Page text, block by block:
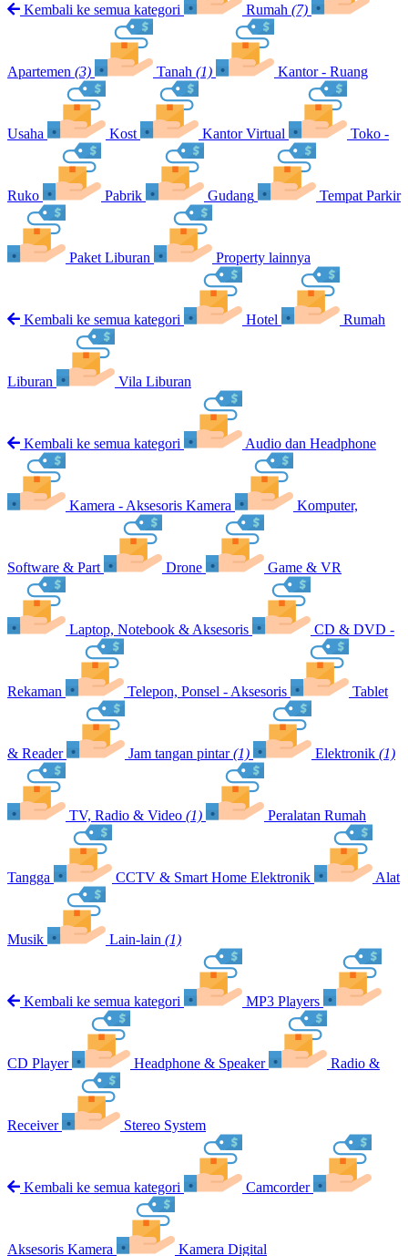
Kembali ke semua kategori Rumah (7)
Apartemen (3) Tanah (1) Kantor - Ruang
Usaha Kost Kantor Virtual Toko -
Ruko Pabrik Gudang Tempat Parkir
Paket Liburan Property lainnya
Kembali ke semua kategori Hotel Rumah
Liburan Vila Liburan
Kembali ke semua kategori Audio dan Headphone
Kamera - Aksesoris Kamera Komputer,
Software & Part Drone Game & VR
Laptop, Notebook & Aksesoris CD & DVD -
Rekaman Telepon, Ponsel - Aksesoris Tablet
& Reader Jam tangan pintar (1) Elektronik (1)
TV, Radio & Video (1) Peralatan Rumah
Tangga CCTV & Smart Home Elektronik Alat
Musik Lain-lain (1)
Kembali ke semua kategori MP3 Players
CD Player Headphone & Speaker Radio &
Receiver Stereo System
Kembali ke semua kategori Camcorder
Aksesoris Kamera Kamera Digital